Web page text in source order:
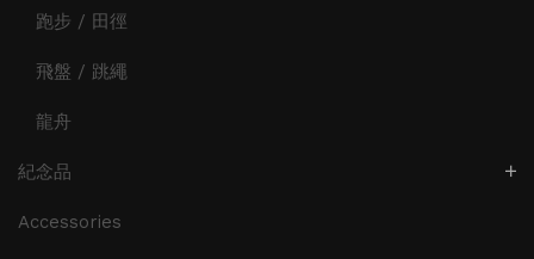
跑步 / 田徑
飛盤 / 跳繩
龍舟
紀念品
Accessories